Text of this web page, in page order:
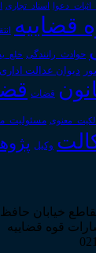
اسناد_تجاری
قضاییه
حوادث_رانندگی خلع_ید
دیوان عدالت اداری
قضات
وکیل
خیابان
قوه قضاییه